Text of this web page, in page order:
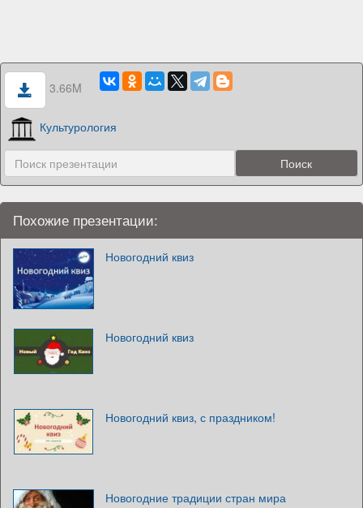
3.66M
Культурология
Похожие презентации:
Новогодний квиз
Новогодний квиз
Новогодний квиз, с праздником!
Новогодние традиции стран мира